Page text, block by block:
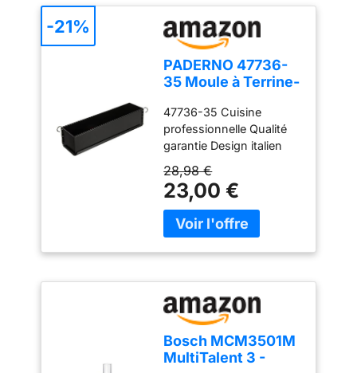
PADERNO 47736-
35 Moule à Terrine-
Dimension 35 x 8
cm
47736-35 Cuisine
professionnelle Qualité
garantie Design italien
28,98 €
23,00 €
-21%
Bosch MCM3501M
MultiTalent 3 -